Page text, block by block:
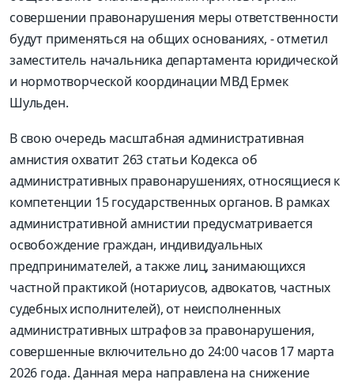
совершении правонарушения меры ответственности
будут применяться на общих основаниях, - отметил
заместитель начальника департамента юридической
и нормотворческой координации МВД Ермек
Шульден.
В свою очередь масштабная административная
амнистия охватит 263 статьи Кодекса об
административных правонарушениях, относящиеся к
компетенции 15 государственных органов. В рамках
административной амнистии предусматривается
освобождение граждан, индивидуальных
предпринимателей, а также лиц, занимающихся
частной практикой (нотариусов, адвокатов, частных
судебных исполнителей), от неисполненных
административных штрафов за правонарушения,
совершенные включительно до 24:00 часов 17 марта
2026 года. Данная мера направлена на снижение